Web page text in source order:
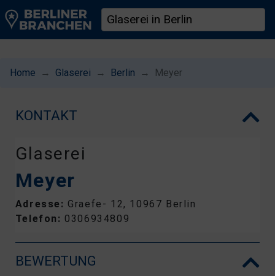
Home Glaserei Berlin Meyer
KONTAKT
Glaserei
Meyer
Adresse: Graefe- 12, 10967 Berlin
Telefon: 0306934809
BEWERTUNG